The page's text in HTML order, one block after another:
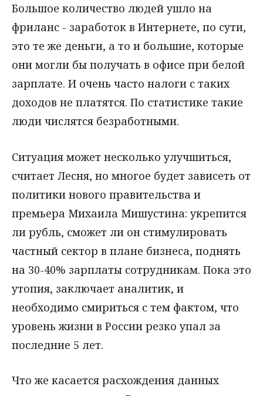
Большое количество людей ушло на
фриланс - заработок в Интернете, по сути,
это те же деньги, а то и большие, которые
они могли бы получать в офисе при белой
зарплате. И очень часто налоги с таких
доходов не платятся. По статистике такие
люди числятся безработными.
Ситуация может несколько улучшиться,
считает Лесня, но многое будет зависеть от
политики нового правительства и
премьера Михаила Мишустина: укрепится
ли рубль, сможет ли он стимулировать
частный сектор в плане бизнеса, поднять
на 30-40% зарплаты сотрудникам. Пока это
утопия, заключает аналитик, и
необходимо смириться с тем фактом, что
уровень жизни в России резко упал за
последние 5 лет.
Что же касается расхождения данных